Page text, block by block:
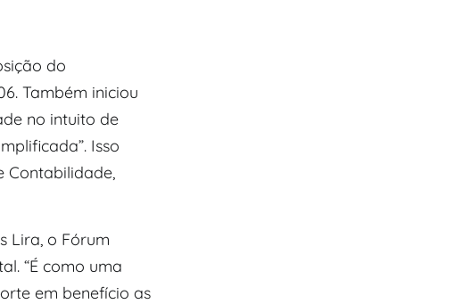
do
Também iniciou
no intuito de
Isso
Contabilidade,
Lira, o Fórum
“É como uma
em benefício as